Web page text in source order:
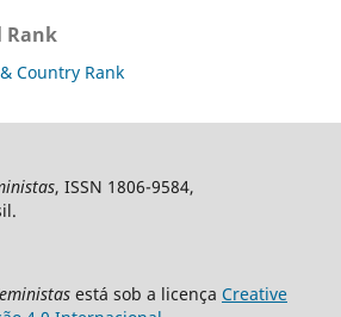
Rank
, ISSN 1806-9584,
está sob a licença Creative